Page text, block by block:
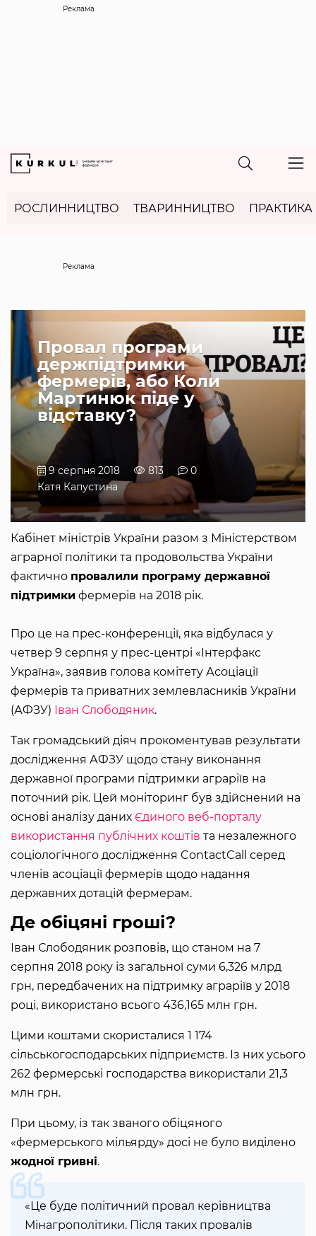
Реклама
РОСЛИННИЦТВО ТВАРИННИЦТВО ПРАКТИКА
Провал програми
держпідтримки
фермерів, або Коли
Мартинюк піде у
відставку?
9 серпня 2018 813
0
Катя Капустина
Кабінет міністрів України разом з Міністерством
аграрної політики та продовольства України
фактично провалили програму державної
підтримки фермерів на 2018 рік.
Про це на прес-конференції, яка відбулася у
четвер 9 серпня у прес-центрі «Інтерфакс
Україна», заявив голова комітету Асоціації
фермерів та приватних землевласників України
(АФЗУ) Іван Слободяник.
Так громадський діяч прокоментував результати
дослідження АФЗУ щодо стану виконання
державної програми підтримки аграріїв на
поточний рік. Цей моніторинг був здійснений на
основі аналізу даних Єдиного веб-порталу
використання публічних коштів та незалежного
соціологічного дослідження ContactCall серед
членів асоціації фермерів щодо надання
державних дотацій фермерам.
Де обіцяні гроші?
Іван Слободяник розповів, що станом на 7
серпня 2018 року із загальної суми 6,326 млрд
грн, передбачених на підтримку аграріїв у 2018
році, використано всього 436,165 млн грн.
Цими коштами скористалися 1 174
сільськогосподарських підприємств. Із них усього
262 фермерські господарства використали 21,3
млн грн.
При цьому, із так званого обіцяного
«фермерського мільярду» досі не було виділено
жодної гривні.
«Це буде політичний провал керівництва
Мінагрополітики. Після таких провалів
Реклама